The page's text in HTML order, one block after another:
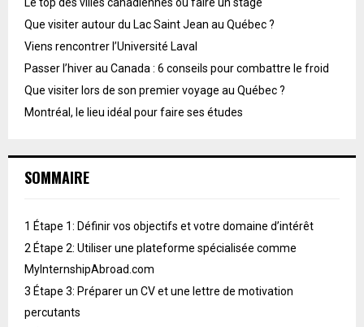
Le top des villes canadiennes où faire un stage
Que visiter autour du Lac Saint Jean au Québec ?
Viens rencontrer l’Université Laval
Passer l’hiver au Canada : 6 conseils pour combattre le froid
Que visiter lors de son premier voyage au Québec ?
Montréal, le lieu idéal pour faire ses études
SOMMAIRE
1 Étape 1: Définir vos objectifs et votre domaine d’intérêt
2 Étape 2: Utiliser une plateforme spécialisée comme
MyInternshipAbroad.com
3 Étape 3: Préparer un CV et une lettre de motivation
percutants